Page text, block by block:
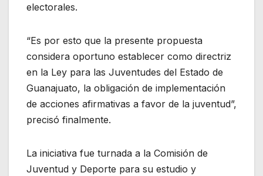
electorales.
“Es por esto que la presente propuesta
considera oportuno establecer como directriz
en la Ley para las Juventudes del Estado de
Guanajuato, la obligación de implementación
de acciones afirmativas a favor de la juventud”,
precisó finalmente.
La iniciativa fue turnada a la Comisión de
Juventud y Deporte para su estudio y